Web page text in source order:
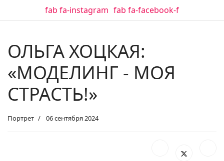
fab fa-instagram fab fa-facebook-f
ОЛЬГА ХОЦКАЯ:
«МОДЕЛИНГ - МОЯ
СТРАСТЬ!»
Портрет 06 сентября 2024